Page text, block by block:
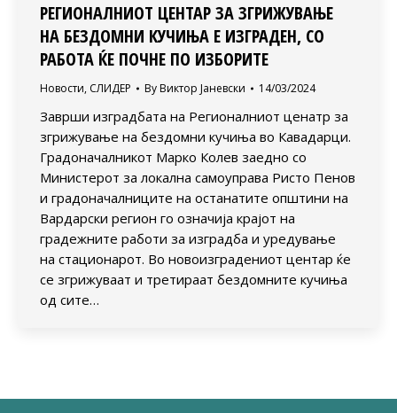
РЕГИОНАЛНИОТ ЦЕНТАР ЗА ЗГРИЖУВАЊЕ
НА БЕЗДОМНИ КУЧИЊА Е ИЗГРАДЕН, СО
РАБОТА ЌЕ ПОЧНЕ ПО ИЗБОРИТЕ
Новости, СЛИДЕР By Виктор Јаневски 14/03/2024
Заврши изградбата на Регионалниот ценатр за
згрижување на бездомни кучиња во Кавадарци.
Градоначалникот Марко Колев заедно со
Министерот за локална самоуправа Ристо Пенов
и градоначалниците на останатите општини на
Вардарски регион го означија крајот на
градежните работи за изградба и уредување
на стационарот. Во новоизградениот центар ќе
се згрижуваат и третираат бездомните кучиња
од сите…